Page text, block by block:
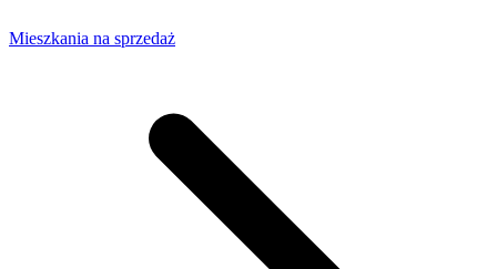
Mieszkania na sprzedaż